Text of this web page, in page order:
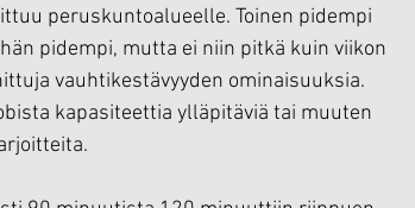
peruskuntoalueelle. Toinen pidempi
pidempi, mutta ei niin pitkä kuin viikon
vauhtikestävyyden ominaisuuksia.
kapasiteettia ylläpitäviä tai muuten